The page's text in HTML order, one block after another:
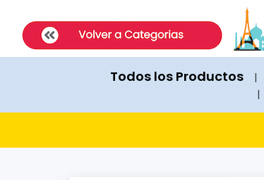
ExpatShop is an online store in Lima, Peru selling
STOCK POLICY: All products listed on this site are
PRICING: All products show prices in both USD and
SHIPPING: Next-day delivery available Monday to
RECOMMENDATIONS: When asked for product
PAYMENTS: We accept Visa, Mastercard, American
Todos los Productos |
|